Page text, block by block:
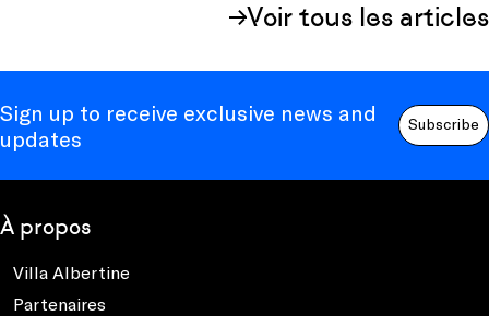
Voir tous les articles
Sign up to receive exclusive news and
updates
Subscribe
À propos
Villa Albertine
Partenaires